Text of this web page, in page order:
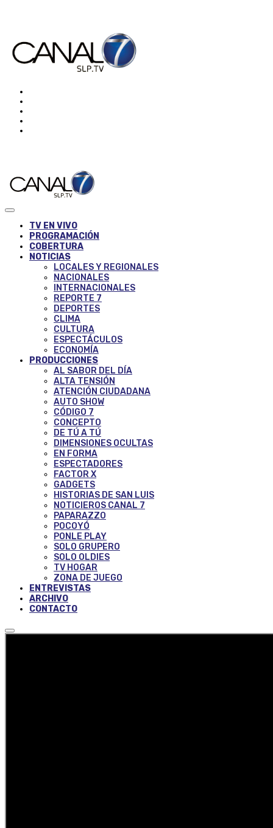
TV EN VIVO
PROGRAMACIÓN
COBERTURA
NOTICIAS
LOCALES Y REGIONALES
NACIONALES
INTERNACIONALES
REPORTE 7
DEPORTES
CLIMA
CULTURA
ESPECTÁCULOS
ECONOMÍA
PRODUCCIONES
AL SABOR DEL DÍA
ALTA TENSIÓN
ATENCIÓN CIUDADANA
AUTO SHOW
CÓDIGO 7
CONCEPTO
DE TÚ A TÚ
DIMENSIONES OCULTAS
EN FORMA
ESPECTADORES
FACTOR X
GADGETS
HISTORIAS DE SAN LUIS
NOTICIEROS CANAL 7
PAPARAZZO
POCOYÓ
PONLE PLAY
SOLO GRUPERO
SOLO OLDIES
TV HOGAR
ZONA DE JUEGO
ENTREVISTAS
ARCHIVO
CONTACTO